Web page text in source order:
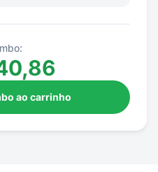
ao carrinho